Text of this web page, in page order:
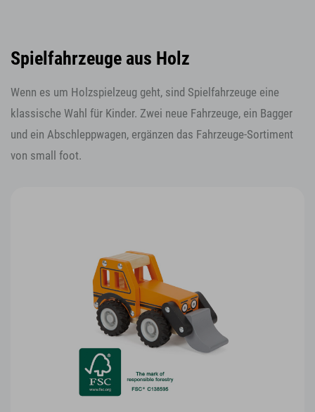
Spielfahrzeuge aus Holz
Wenn es um Holzspielzeug geht, sind Spielfahrzeuge eine
klassische Wahl für Kinder. Zwei neue Fahrzeuge, ein Bagger
und ein Abschleppwagen, ergänzen das Fahrzeuge-Sortiment
von small foot.